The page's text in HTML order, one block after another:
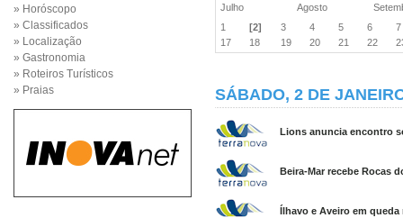
» Horóscopo
» Classificados
» Localização
» Gastronomia
» Roteiros Turísticos
» Praias
Julho
Agosto
1
[2] 3 4 5 6
17
18 19 20 21 22
SÁBADO, 2 DE
Lions anuncia encontro
Beira-Mar recebe Rocas
Ílhavo e Aveiro em